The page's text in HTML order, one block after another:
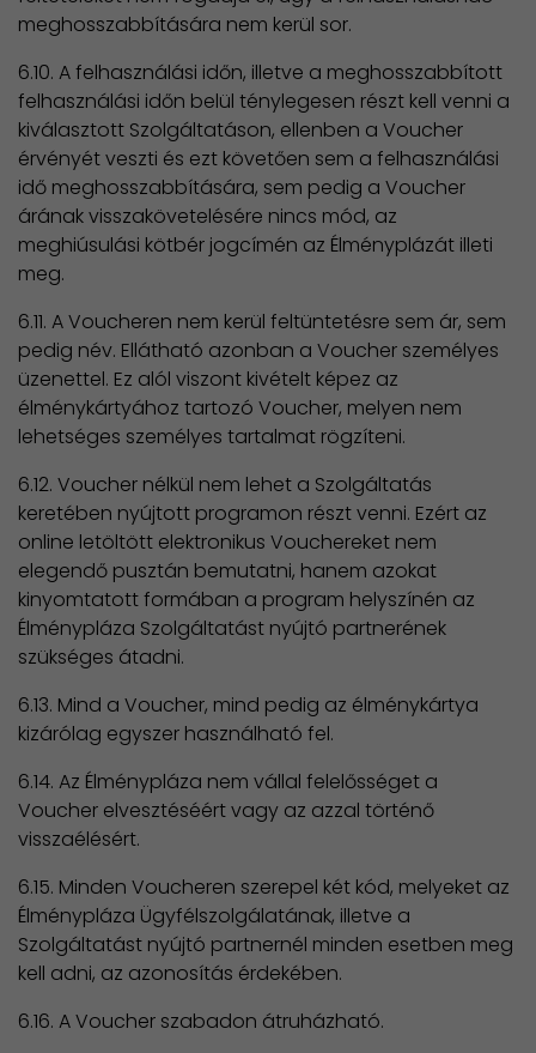
meghosszabbítására nem kerül sor.
6.10. A felhasználási időn, illetve a meghosszabbított
felhasználási időn belül ténylegesen részt kell venni a
kiválasztott Szolgáltatáson, ellenben a Voucher
érvényét veszti és ezt követően sem a felhasználási
idő meghosszabbítására, sem pedig a Voucher
árának visszakövetelésére nincs mód, az
meghiúsulási kötbér jogcímén az Élményplázát illeti
meg.
6.11. A Voucheren nem kerül feltüntetésre sem ár, sem
pedig név. Ellátható azonban a Voucher személyes
üzenettel. Ez alól viszont kivételt képez az
élménykártyához tartozó Voucher, melyen nem
lehetséges személyes tartalmat rögzíteni.
6.12. Voucher nélkül nem lehet a Szolgáltatás
keretében nyújtott programon részt venni. Ezért az
online letöltött elektronikus Vouchereket nem
elegendő pusztán bemutatni, hanem azokat
kinyomtatott formában a program helyszínén az
Élménypláza Szolgáltatást nyújtó partnerének
szükséges átadni.
6.13. Mind a Voucher, mind pedig az élménykártya
kizárólag egyszer használható fel.
6.14. Az Élménypláza nem vállal felelősséget a
Voucher elvesztéséért vagy az azzal történő
visszaélésért.
6.15. Minden Voucheren szerepel két kód, melyeket az
Élménypláza Ügyfélszolgálatának, illetve a
Szolgáltatást nyújtó partnernél minden esetben meg
kell adni, az azonosítás érdekében.
6.16. A Voucher szabadon átruházható.